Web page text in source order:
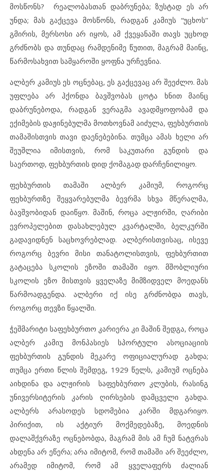
მოსწონს? რეალობასთან დაბრუნება; ზუსტად ეს არ
უნდა; მას გაქცევა მოსწონს, რადგან კამიუს “უცხოს’’
გმირის, მერსოსი არ იყოს, ამ ქვეყანაში თავს უცხოდ
გრძნობს და თუნდაც რამდენიმე წუთით, მაგრამ მაინც,
წარმოსახვით სამყაროში ყოფნა ურჩევნია.
ალბერ კამიუს ეს ოცნებაც, ეს გაქცევაც არ შეეძლო. მას
უფლება არ ჰქონდა ბავშვობას ცოტა ხნით მაინც
დაბრუნებოდა, რადგან ვერაგმა ავადმყოფობამ და
ექიმების დაჟინებულმა მოთხოვნამ აიძულა, ფეხბურთის
თამაშისთვის თავი დაენებებინა. თუმცა ამას ხელი არ
შეუშლია იმისთვის, რომ საკუთარი გუნდის და
საერთოდ, ფეხბურთის დიდ ქომაგად დარჩენილიყო.
ფეხბურთის თამაში ალბერ კამიუმ, როგორც
ფეხბურთზე შეყვარებულმა ბევრმა სხვა მწერალმა,
ბავშვობიდან დაიწყო. მაშინ, როცა ალჟირში, ღარიბი
ევროპელებით დასახლებულ კვარტალში, ბელკურში
გადავიდნენ საცხოვრებლად. ალბერისთვისაც, ისევე
როგორც ბევრი მისი თანატოლისთვის, ფეხბურთით
გატაცება სკოლის ეზოში თამაში იყო. მშობლიური
სკოლის ეზო მისთვის ყველაზე მიმზიდველ მოედანს
წარმოადგენდა. ალბერი იქ ისე გრძნობდა თავს,
როგორც თევზი წყალში.
ჭეშმარიტი საფეხბურთო კარიერა კი მაშინ შედგა, როცა
ალბერ კამიუ მონპასიეს სპორტული ასოციაციის
ფეხბურთის გუნდის მეკარე ოფიციალურად გახდა;
თუმცა ერთი წლის შემდეგ, 1929 წელს, კამიუმ ოცნება
აიხდინა და ალჟირის საფეხბურთო კლუბის, რასინგ
უნივერსიტერის კარის ღირსების დამცველი გახდა.
ალბერს არასოდეს სდომებია კარში მდგარიყო.
პირიქით, ის აქტიურ მოქმედებაზე, მოედნის
დალაშქვრაზე ოცნებობდა, მაგრამ მის ამ ჩუმ ნატვრას
ახდენა არ ეწერა; არა იმიტომ, რომ თამაში არ შეეძლო,
არამედ იმიტომ, რომ ამ ყველაფერს ძალიან